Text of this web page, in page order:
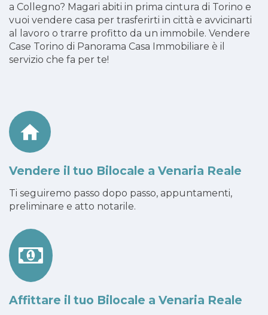
a Collegno? Magari abiti in prima cintura di Torino e
vuoi vendere casa per trasferirti in città e avvicinarti
al lavoro o trarre profitto da un immobile. Vendere
Case Torino di Panorama Casa Immobiliare è il
servizio che fa per te!
Vendere il tuo Bilocale a Venaria Reale
Ti seguiremo passo dopo passo, appuntamenti,
preliminare e atto notarile.
Affittare il tuo Bilocale a Venaria Reale